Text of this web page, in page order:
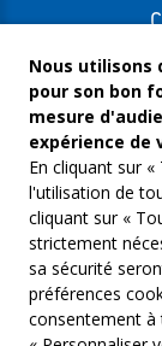
Nous utilisons
pour son bon
mesure
expérience de
En cliquant sur
l'utilisation de
cliquant sur «
strictement
sa sécurité
préférences
consentement